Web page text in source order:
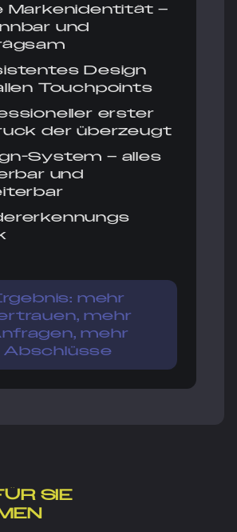
Markenidentität –
und
Design
Touchpoints
erster
der überzeugt
System – alles
und
mehr
mehr
mehr
Abschlüsse
SIE